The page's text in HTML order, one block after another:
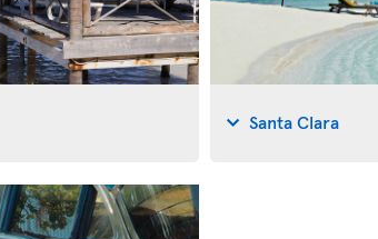
Santa Clara